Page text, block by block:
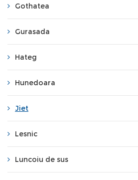
Gothatea
Gurasada
Hateg
Hunedoara
Jiet
Lesnic
Luncoiu de sus